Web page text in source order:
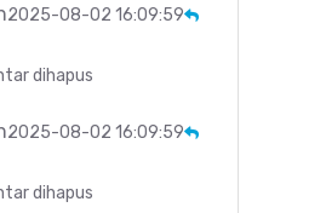
2025-08-02 16:09:59
dihapus
2025-08-02 16:09:59
dihapus